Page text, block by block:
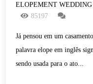
ELOPEMENT
85197
Já pensou em um
palavra elope em inglês
sendo usada para o ato...